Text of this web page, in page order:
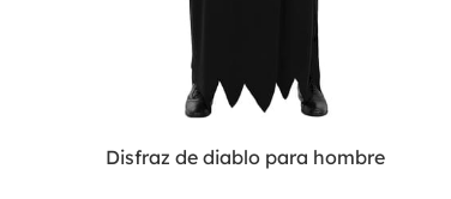
Disfraz de diablo para hombre